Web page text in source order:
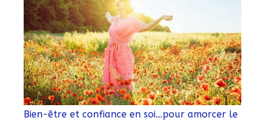
Bien-être et confiance en soi…pour amorcer le